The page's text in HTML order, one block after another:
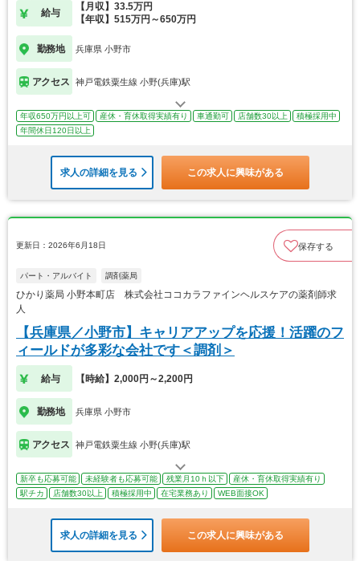
給与
【月収】33.5万円
【年収】515万円～650万円
勤務地 兵庫県 小野市
アクセス 神戸電鉄粟生線 小野(兵庫)駅
年収650万円以上可 産休・育休取得実績有り 車通勤可 店舗数30以上
積極採用中
年間休日120日以上
求人の詳細を見る この求人に興味がある
更新日：2026年6月18日 保存する
パート・アルバイト 調剤薬局
ひかり薬局 小野本町店 株式会社ココカラファインヘルスケアの薬剤師求
人
【兵庫県／小野市】キャリアアップを応援！活躍のフ
ィールドが多彩な会社です＜調剤＞
給与 【時給】2,000円～2,200円
勤務地 兵庫県 小野市
アクセス 神戸電鉄粟生線 小野(兵庫)駅
新卒も応募可能 未経験者も応募可能 残業月10ｈ以下
産休・育休取得実績有り
駅チカ
店舗数30以上 積極採用中 在宅業務あり WEB面接OK
求人の詳細を見る この求人に興味がある